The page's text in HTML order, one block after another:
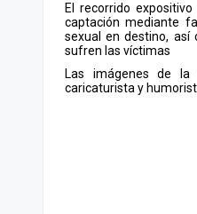
El recorrido
captación mediante
sexual en destino, así
sufren las víctimas
Las imágenes de la
caricaturista y